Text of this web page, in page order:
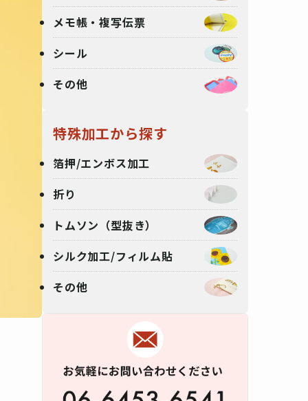
メモ帳・複写伝票
シール
その他
特殊加工から探す
箔押/エンボス加工
折り
トムソン（型抜き）
シルク加工/フィルム貼
その他